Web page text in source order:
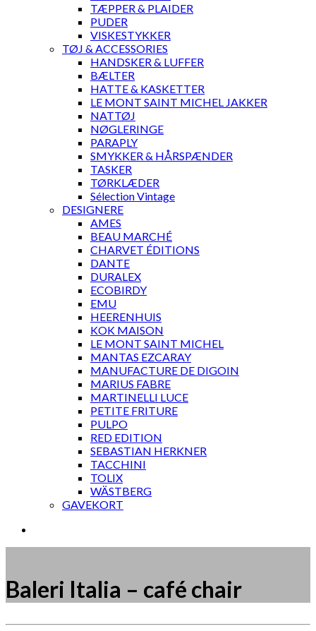
TÆPPER & PLAIDER
PUDER
VISKESTYKKER
TØJ & ACCESSORIES
HANDSKER & LUFFER
BÆLTER
HATTE & KASKETTER
LE MONT SAINT MICHEL JAKKER
NATTØJ
NØGLERINGE
PARAPLY
SMYKKER & HÅRSPÆNDER
TASKER
TØRKLÆDER
Sélection Vintage
DESIGNERE
AMES
BEAU MARCHÉ
CHARVET ÉDITIONS
DANTE
DURALEX
ECOBIRDY
EMU
HEERENHUIS
KOK MAISON
LE MONT SAINT MICHEL
MANTAS EZCARAY
MANUFACTURE DE DIGOIN
MARIUS FABRE
MARTINELLI LUCE
PETITE FRITURE
PULPO
RED EDITION
SEBASTIAN HERKNER
TACCHINI
TOLIX
WÄSTBERG
GAVEKORT
Baleri Italia – café chair